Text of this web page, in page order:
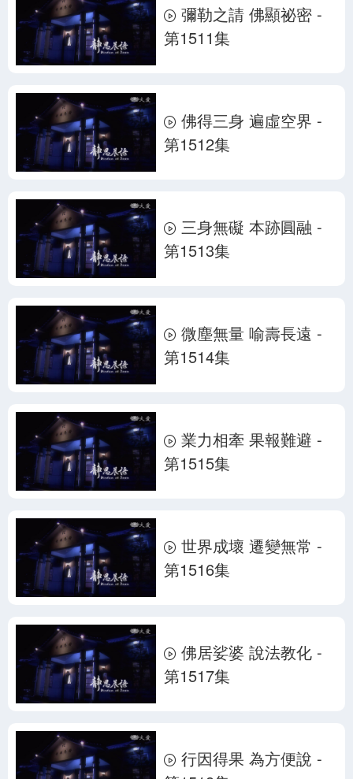
彌勒之請 佛顯祕密 -
第1511集
佛得三身 遍虛空界 -
第1512集
三身無礙 本跡圓融 -
第1513集
微塵無量 喻壽長遠 -
第1514集
業力相牽 果報難避 -
第1515集
世界成壞 遷變無常 -
第1516集
佛居娑婆 說法教化 -
第1517集
行因得果 為方便說 -